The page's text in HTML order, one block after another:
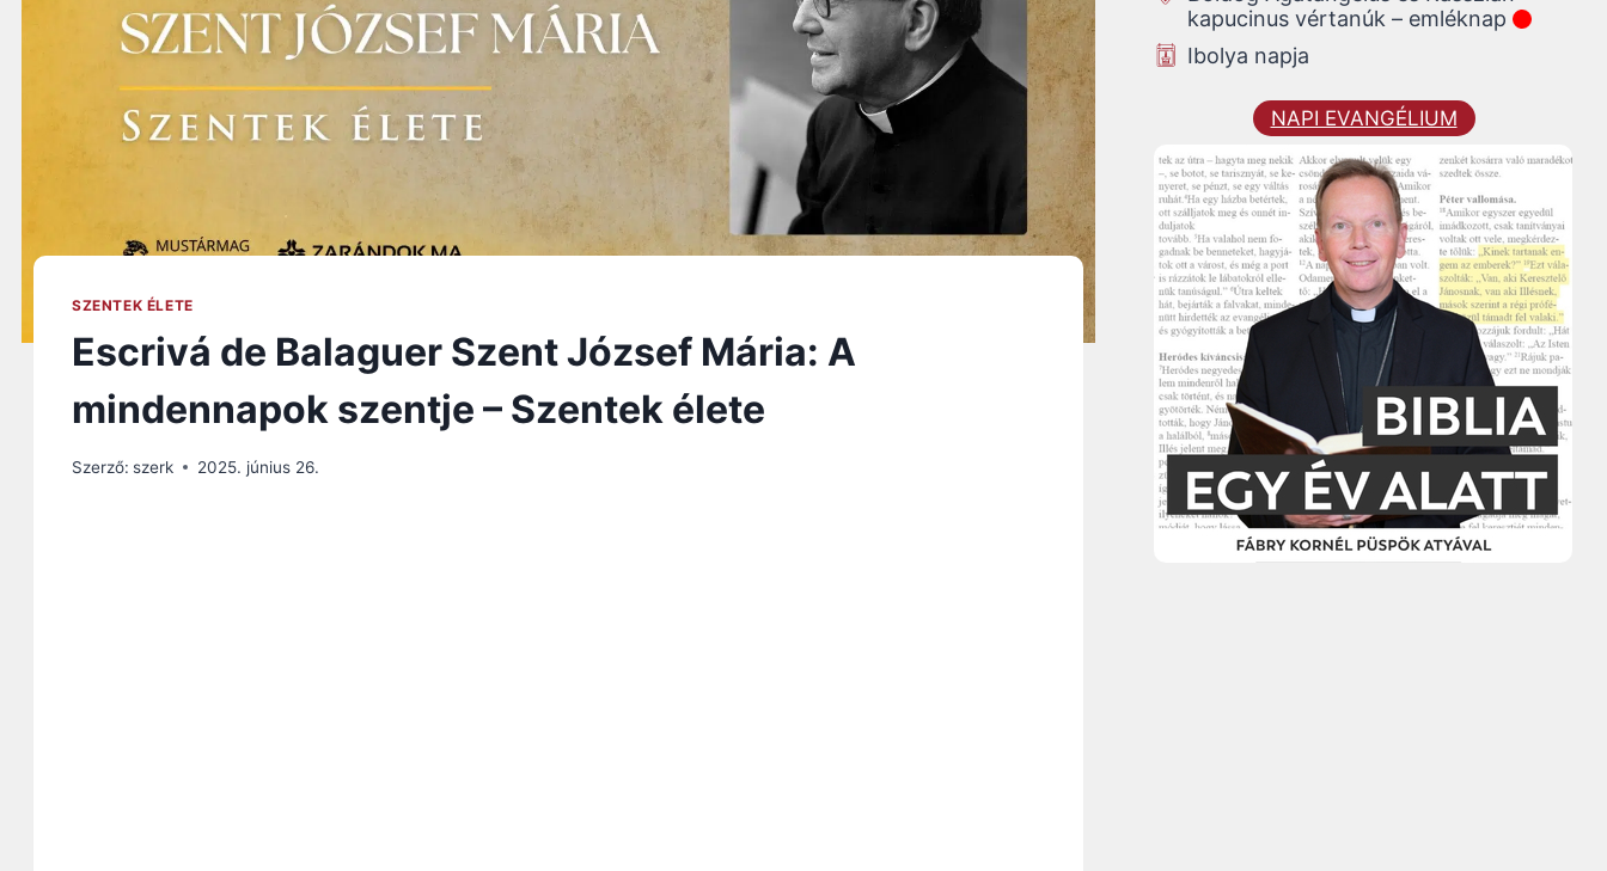
SZENTEK ÉLETE
Escrivá de Balaguer Szent József Mária: A
mindennapok szentje – Szentek élete
Szerző: szerk 2025. június 26.
kapucinus vértanúk – emléknap
Ibolya napja
NAPI EVANGÉLIUM